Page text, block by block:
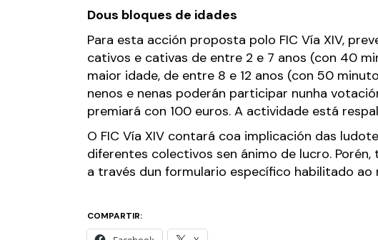
Dous bloques de idades
Para esta acción proposta polo FIC Vía XIV,
cativos e cativas de entre 2 e 7 anos (con 40
maior idade, de entre 8 e 12 anos (con 50
nenos e nenas poderán participar nunha
premiará con 100 euros. A actividade está
O FIC Vía XIV contará coa implicación das
diferentes colectivos sen ánimo de lucro.
a través dun formulario específico habilitado
COMPARTIR: